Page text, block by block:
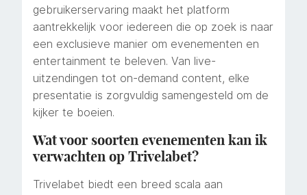
gebruikerservaring maakt het platform
aantrekkelijk voor iedereen die op zoek is naar
een exclusieve manier om evenementen en
entertainment te beleven. Van live-
uitzendingen tot on-demand content, elke
presentatie is zorgvuldig samengesteld om de
kijker te boeien.
Wat voor soorten evenementen kan ik
verwachten op Trivelabet?
Trivelabet biedt een breed scala aan